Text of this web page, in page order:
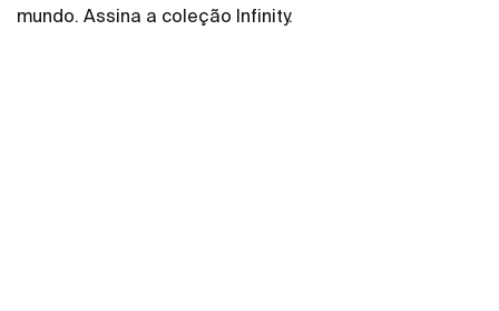
mundo. Assina a coleção Infinity.